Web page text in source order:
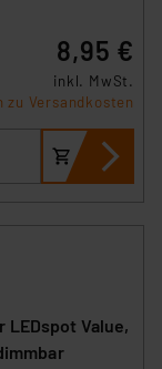
8,95 €
inkl. MwSt.
zu Versandkosten
LEDspot Value,